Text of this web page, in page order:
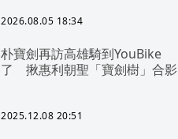
2026.08.05 18:34
朴寶劍再訪高雄騎到YouBike
了 揪惠利朝聖「寶劍樹」合影
2025.12.08 20:51